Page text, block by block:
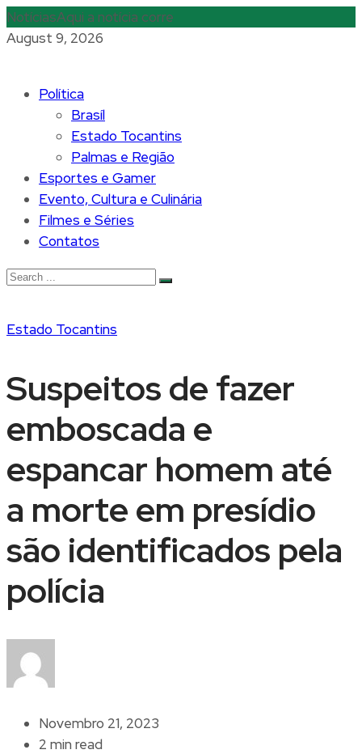
NotíciasAqui a notícia corre
August 9, 2026
Política
Brasíl
Estado Tocantins
Palmas e Região
Esportes e Gamer
Evento, Cultura e Culinária
Filmes e Séries
Contatos
Estado Tocantins
Suspeitos de fazer
emboscada e
espancar homem até
a morte em presídio
são identificados pela
polícia
Novembro 21, 2023
2 min read